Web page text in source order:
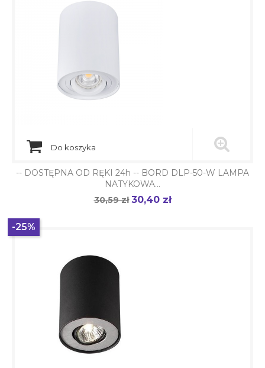
Do koszyka
-- DOSTĘPNA OD RĘKI 24h -- BORD DLP-50-W LAMPA
NATYKOWA...
Cena
30,59 zł Cena
30,40 zł
-25%